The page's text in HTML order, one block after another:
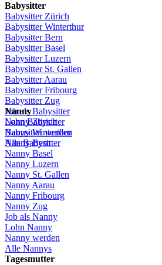
Babysitter
Babysitter Zürich
Babysitter Winterthur
Babysitter Bern
Babysitter Basel
BabysitterLuzern
Babysitter St. Gallen
BabysitterAarau
BabysitterFribourg
Babysitter Zug
JobalsBabysitter
LohnBabysitter
Babysitterwerden
Alle Babysitter
Nanny
NannyZürich
Nanny Winterthur
Nanny Bern
Nanny Basel
Nanny Luzern
Nanny St. Gallen
Nanny Aarau
Nanny Fribourg
Nanny Zug
Job als Nanny
Lohn Nanny
Nanny werden
Alle Nannys
Tagesmutter